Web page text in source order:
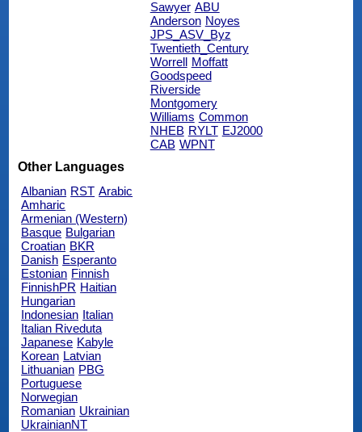
Sawyer ABU
Anderson Noyes
JPS_ASV_Byz
Twentieth_Century
Worrell Moffatt
Goodspeed
Riverside
Montgomery
Williams Common
NHEB RYLT EJ2000
CAB WPNT
Other Languages
Albanian RST Arabic
Amharic
Armenian (Western)
Basque Bulgarian
Croatian BKR
Danish Esperanto
Estonian Finnish
FinnishPR Haitian
Hungarian
Indonesian Italian
Italian Riveduta
Japanese Kabyle
Korean Latvian
Lithuanian PBG
Portuguese
Norwegian
Romanian Ukrainian
UkrainianNT